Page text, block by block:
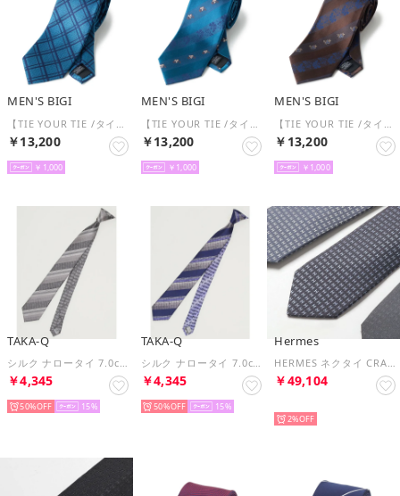
MEN'S BIGI
￥13,200
￥1,000
MEN'S BIGI
￥13,200
￥1,000
MEN'S BIGI
￥13,200
￥1,000
TAKA-Q
シルク ナロータイ 7.0cm幅 （グレー）
￥4,345
50% 15
TAKA-Q
シルク ナロータイ 7.0cm幅 （グレー）
￥4,345
50% 15
Hermes
HERMES ネクタイ CRAVATE FACONNEE H織りタイ ファソネH （(2)01/THALASSA-BLEU）
￥49,104
2%